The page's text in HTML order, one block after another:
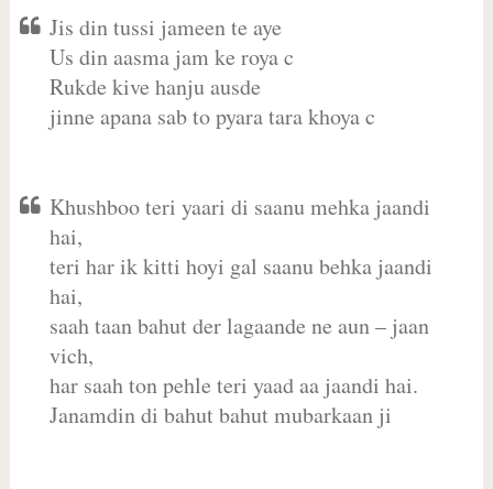
Jis din tussi jameen te aye
Us din aasma jam ke roya c
Rukde kive hanju ausde
jinne apana sab to pyara tara khoya c
Khushboo teri yaari di saanu mehka jaandi
hai,
teri har ik kitti hoyi gal saanu behka jaandi
hai,
saah taan bahut der lagaande ne aun – jaan
vich,
har saah ton pehle teri yaad aa jaandi hai.
Janamdin di bahut bahut mubarkaan ji